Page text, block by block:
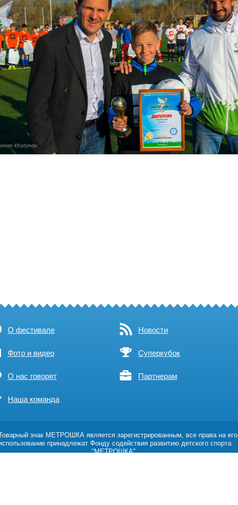
О фестивале Новости
Фото и видео Суперкубок
О нас говорят Партнерам
Наша команда
знак МЕТРОШКА является зарегистрированным, все права на его
принадлежат Фонду содействия развитию детского спорта
"МЕТРОШКА".